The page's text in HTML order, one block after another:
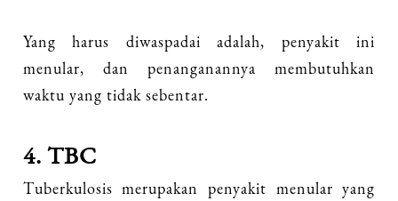
Yang harus diwaspadai adalah, penyakit ini
menular, dan penanganannya membutuhkan
waktu yang tidak sebentar.
4. TBC
Tuberkulosis merupakan penyakit menular yang